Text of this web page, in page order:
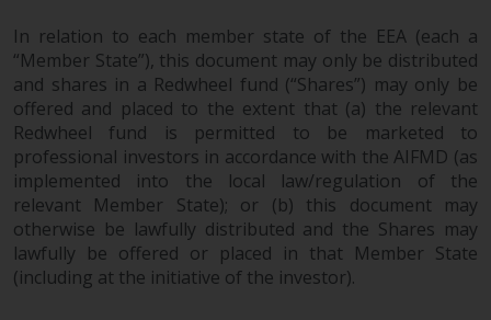
In relation to each member state of the EEA (each a
“Member State”), this document may only be distributed
and shares in a Redwheel fund (“Shares”) may only be
offered and placed to the extent that (a) the relevant
Redwheel fund is permitted to be marketed to
professional investors in accordance with the AIFMD (as
implemented into the local law/regulation of the
relevant Member State); or (b) this document may
otherwise be lawfully distributed and the Shares may
lawfully be offered or placed in that Member State
(including at the initiative of the investor).